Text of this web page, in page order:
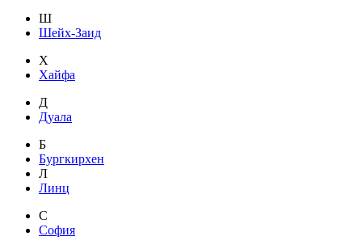
Ш
Шейх-Заид
Х
Хайфа
Д
Дуала
Б
Бургкирхен
Л
Линц
С
София